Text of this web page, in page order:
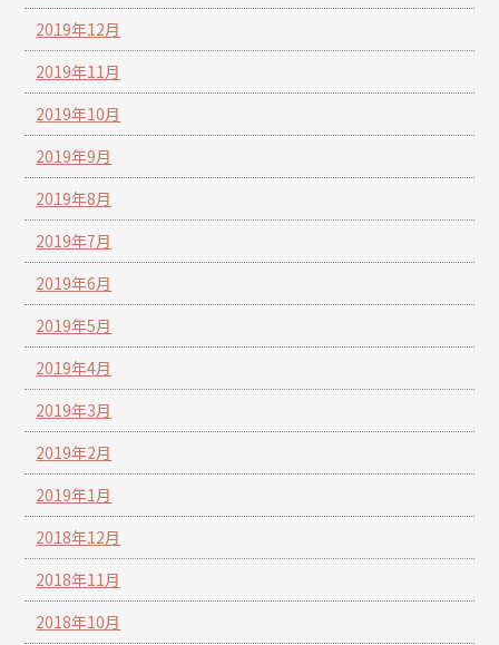
2019年12月
2019年11月
2019年10月
2019年9月
2019年8月
2019年7月
2019年6月
2019年5月
2019年4月
2019年3月
2019年2月
2019年1月
2018年12月
2018年11月
2018年10月